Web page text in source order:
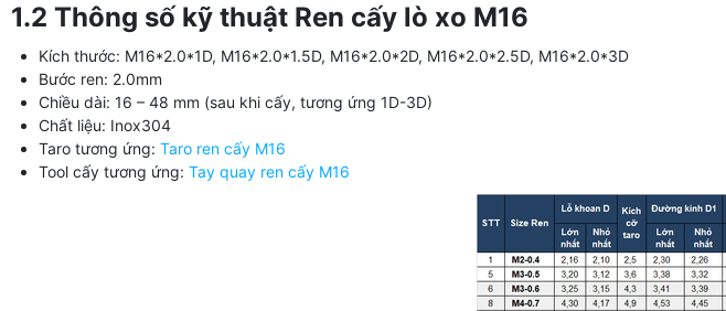
1.2 Thông số kỹ thuật Ren cấy lò xo M16
Kích thước: M16*2.0*1D, M16*2.0*1.5D, M16*2.0*2D, M16*2.0*2.5D, M16*2.0*3D
Bước ren: 2.0mm
Chiều dài: 16 – 48 mm (sau khi cấy, tương ứng 1D-3D)
Chất liệu: Inox304
Taro tương ứng: Taro ren cấy M16
Tool cấy tương ứng: Tay quay ren cấy M16